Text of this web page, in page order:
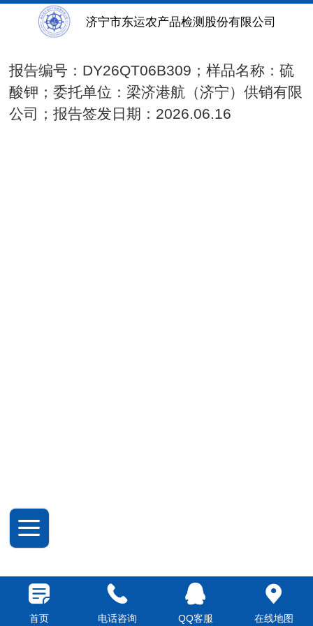
济宁市东运农产品检测股份有限公司
DY26QT06B309
报告编号：DY26QT06B309；样品名称：硫
酸钾；委托单位： 梁济港航（济宁）供销有限
公司
； 报告签发日期：2026.06.16
首页 电话咨询 QQ客服 在线地图